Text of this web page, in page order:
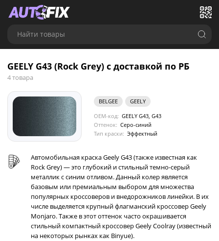
Найти товары
GEELY G43 (Rock Grey) с доставкой по РБ
4 товара
BELGEE
GEELY
OEM-код: GEELY G43, G43
Оттенок: Серо-синий
Тип краски: Эффектный
Автомобильная краска Geely G43 (также известная как
Rock Grey) — это глубокий и стильный темно-серый
металлик с синим отливом. Данный колер является
базовым или премиальным выбором для множества
популярных кроссоверов и внедорожников линейки. В их
числе выделяется крупный флагманский кроссовер Geely
Monjaro. Также в этот оттенок часто окрашивается
стильный компактный кроссовер Geely Coolray (известный
на некоторых рынках как Binyue).